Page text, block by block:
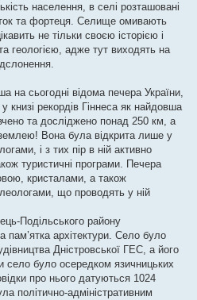
населення, в селі розташовані
та фортеця. Селище омивають
не тільки своєю історією і
геологією, адже тут виходять на
на сьогодні відома печера України,
книзі рекордів Гіннеса як найдовша
та досліджено понад 250 км, а
Вона була відкрита лише у
і з тих пір в ній активно
туристичні програми. Печера
кристалами, а також
що проводять у ній
Подільського району
пам’ятка архітектури. Село було
Дністровської ГЕС, а його
село було осередком язичницьких
про нього датуються 1024
політично-адміністративним